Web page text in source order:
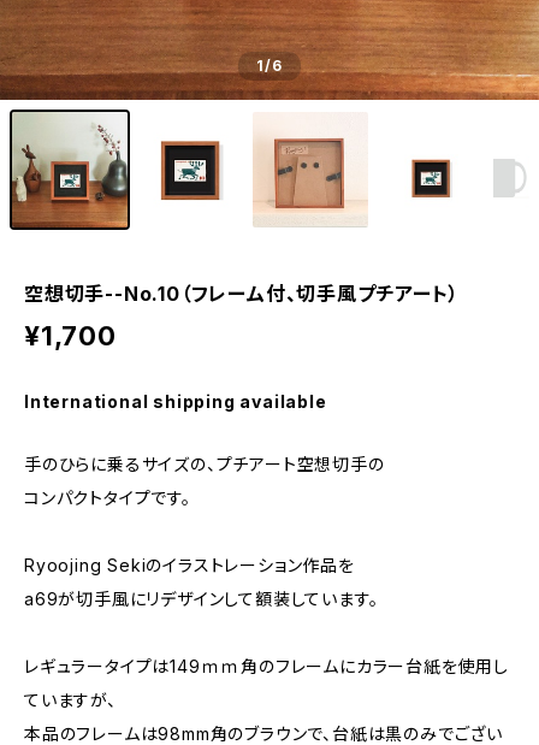
1/6
空想切手--No.10（フレーム付、切手風プチアート）
¥1,700
International shipping available
手のひらに乗るサイズの、プチアート空想切手の
コンパクトタイプです。
Ryoojing Sekiのイラストレーション作品を
a69が切手風にリデザインして額装しています。
レギュラータイプは149ｍｍ角のフレームにカラー台紙を使用し
ていますが、
本品のフレームは98mm角のブラウンで、台紙は黒のみでござい